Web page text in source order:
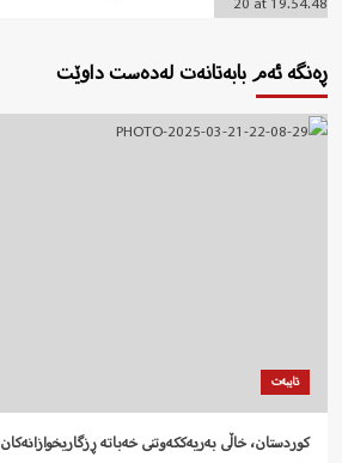
ڕەنگە ئەم بابەتانەت لەدەست داوێت
تایبەت
کوردستان، خاڵی بەریەککەوتنی خەباتە ڕزگاریخوازانەکان